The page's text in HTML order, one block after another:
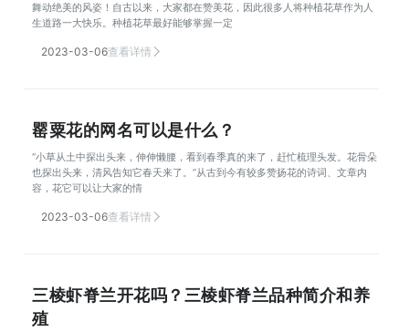
舞动绝美的风姿！自古以来，大家都在赞美花，因此很多人将种植花草作为人
生道路一大快乐。种植花草最好能够掌握一定
2023-03-06查看详情
罂粟花的网名可以是什么？
“小草从土中探出头来，伸伸懒腰，看到春季真的来了，赶忙梳理头发。花骨朵
也探出头来，清风告知它春天来了。”从古到今有较多赞扬花的诗词、文章内
容，花它可以让大家的情
2023-03-06查看详情
三棱虾脊兰开花吗？三棱虾脊兰品种简介和养
殖